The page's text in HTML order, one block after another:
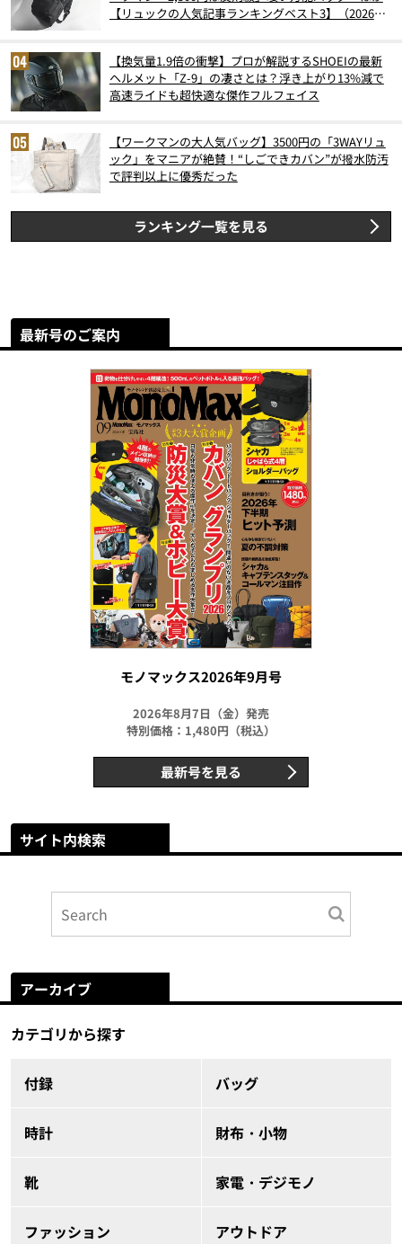
【リュックの人気記事ランキングベスト3】（2026年
【換気量1.9倍の衝撃】プロが解説するSHOEIの最新
ヘルメット「Z-9」の凄さとは？浮き上がり13%減で
高速ライドも超快適な傑作フルフェイス
【ワークマンの大人気バッグ】3500円の「3WAYリュ
ック」をマニアが絶賛！“しごできカバン”が撥水防汚
で評判以上に優秀だった
ランキング一覧を見る
最新号のご案内
モノマックス2026年9月号
2026年8月7日（金）発売
特別価格：1,480円（税込）
最新号を見る
サイト内検索
アーカイブ
カテゴリから探す
付録 バッグ
時計 財布・小物
靴 家電・デジモノ
ファッション アウトドア